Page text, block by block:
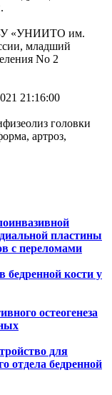
«УНИИТО им.
младший
No 2
21:16:00
головки
артроз,
пластины
с переломами
бедренной кости у
остеогенеза
для
отдела бедренной